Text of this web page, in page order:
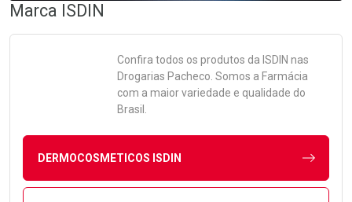
Marca ISDIN
Confira todos os produtos da ISDIN nas
Drogarias Pacheco. Somos a Farmácia
com a maior variedade e qualidade do
Brasil.
DERMOCOSMETICOS ISDIN